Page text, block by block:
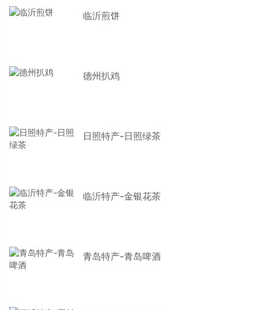
临沂煎饼
德州扒鸡
日照特产-日照绿茶
临沂特产-金银花茶
青岛特产-青岛啤酒